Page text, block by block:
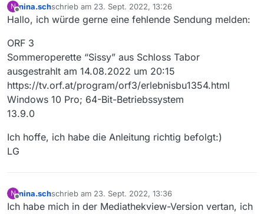
N
Offline
nina.schschrieb am 23. Sept. 2022, 13:26
zuletzt editiert von
Hallo, ich würde gerne eine fehlende Sendung melden:
ORF 3
Sommeroperette “Sissy” aus Schloss Tabor
ausgestrahlt am 14.08.2022 um 20:15
https://tv.orf.at/program/orf3/erlebnisbu1354.html
Windows 10 Pro; 64-Bit-Betriebssystem
13.9.0
Ich hoffe, ich habe die Anleitung richtig befolgt:)
LG
N
Offline
nina.schschrieb am 23. Sept. 2022, 13:36
zuletzt editiert von
Ich habe mich in der Mediathekview-Version vertan, ich